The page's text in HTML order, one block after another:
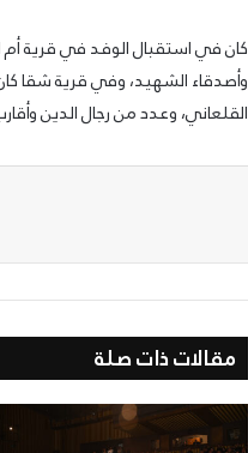
كان في استقبال الوفد في قرية أم
وأصدقاء الشهيد، وفي قرية شقا
القلعاني، وعدد من رجال الدين
مقالات ذات صلة